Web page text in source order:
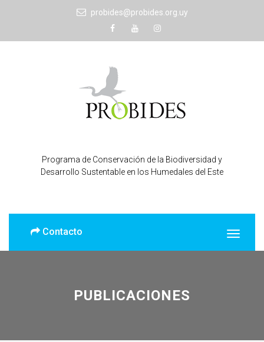
probides@probides.org.uy
Programa de Conservación de la Biodiversidad y
Desarrollo Sustentable en los Humedales del Este
Contacto
PUBLICACIONES